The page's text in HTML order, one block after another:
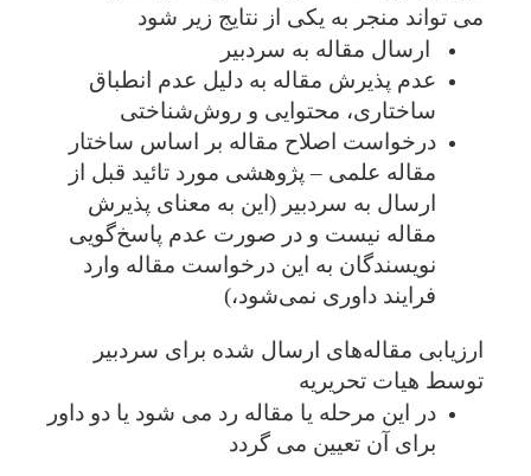
می تواند منجر به یکی از نتایج زیر شود
ارسال مقاله به سردبیر
عدم پذیرش مقاله به دلیل عدم انطباق
ساختاری، محتوایی و روش‌شناختی
درخواست اصلاح مقاله بر اساس ساختار
مقاله علمی – پژوهشی مورد تائید قبل از
ارسال به سردبیر (این به معنای پذیرش
مقاله نیست و در صورت عدم پاسخ‌گویی
نویسندگان به این درخواست مقاله وارد
فرایند داوری نمی‌شود،)
ارزیابی مقاله‌های ارسال شده برای سردبیر
توسط هیات تحریریه
در این مرحله یا مقاله رد می شود یا دو داور
برای آن تعیین می گردد